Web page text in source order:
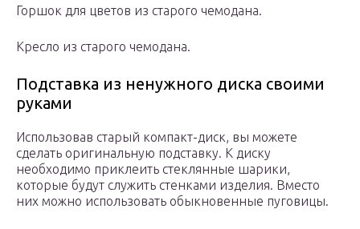
Горшок для цветов из старого чемодана.
Кресло из старого чемодана.
Подставка из ненужного диска своими
руками
Использовав старый компакт-диск, вы можете
сделать оригинальную подставку. К диску
необходимо приклеить стеклянные шарики,
которые будут служить стенками изделия. Вместо
них можно использовать обыкновенные пуговицы.